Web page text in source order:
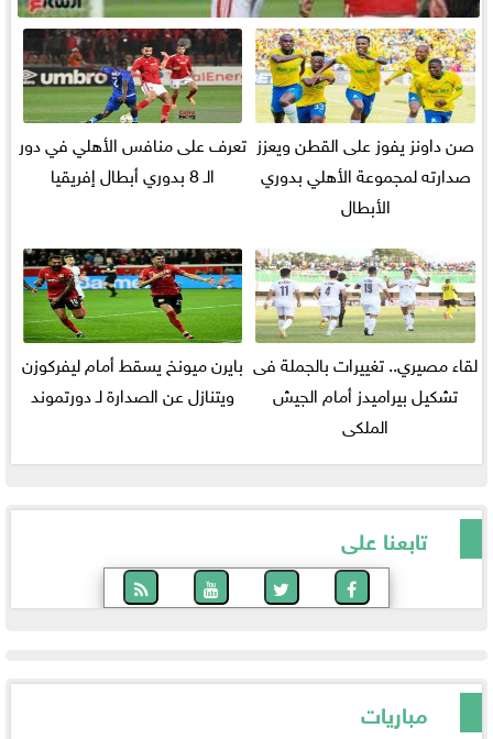
صن داونز يفوز على القطن ويعزز
صدارته لمجموعة الأهلي بدوري
الأبطال
تعرف على منافس الأهلي في دور
الـ 8 بدوري أبطال إفريقيا
لقاء مصيري.. تغييرات بالجملة فى
تشكيل بيراميدز أمام الجيش
الملكى
بايرن ميونخ يسقط أمام ليفركوزن
ويتنازل عن الصدارة لـ دورتموند
تابعنا على
مباريات